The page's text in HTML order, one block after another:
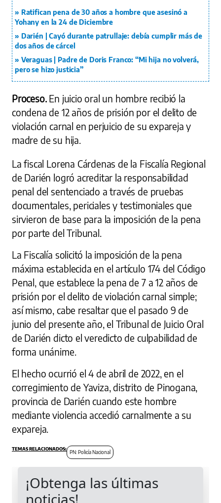
Ratifican pena de 30 años a hombre que asesinó a
Yohany en la 24 de Diciembre
Darién | Cayó durante patrullaje: debía cumplir más de
dos años de cárcel
Veraguas | Padre de Doris Franco: “Mi hija no volverá,
pero se hizo justicia”
Proceso. En juicio oral un hombre recibió la
condena de 12 años de prisión por el delito de
violación carnal en perjuicio de su expareja y
madre de su hija.
La fiscal Lorena Cárdenas de la Fiscalía Regional
de Darién logró acreditar la responsabilidad
penal del sentenciado a través de pruebas
documentales, periciales y testimoniales que
sirvieron de base para la imposición de la pena
por parte del Tribunal.
La Fiscalía solicitó la imposición de la pena
máxima establecida en el artículo 174 del Código
Penal, que establece la pena de 7 a 12 años de
prisión por el delito de violación carnal simple;
así mismo, cabe resaltar que el pasado 9 de
junio del presente año, el Tribunal de Juicio Oral
de Darién dicto el veredicto de culpabilidad de
forma unánime.
El hecho ocurrió el 4 de abril de 2022, en el
corregimiento de Yaviza, distrito de Pinogana,
provincia de Darién cuando este hombre
mediante violencia accedió carnalmente a su
expareja.
PN: Policía Nacional